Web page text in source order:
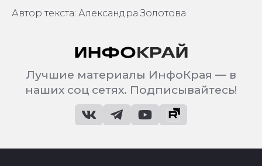
Автор текста: Александра Золотова
Лучшие материалы ИнфоКрая — в
наших соц сетях. Подписывайтесь!